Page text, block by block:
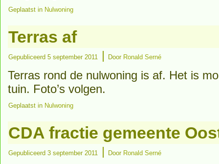
Geplaatst in Nulwoning
Terras af
Gepubliceerd 5 september 2011 | Door Ronald Serné
Terras rond de nulwoning is af. Het is
tuin. Foto’s volgen.
Geplaatst in Nulwoning
CDA fractie gemeente
Gepubliceerd 3 september 2011 | Door Ronald Serné